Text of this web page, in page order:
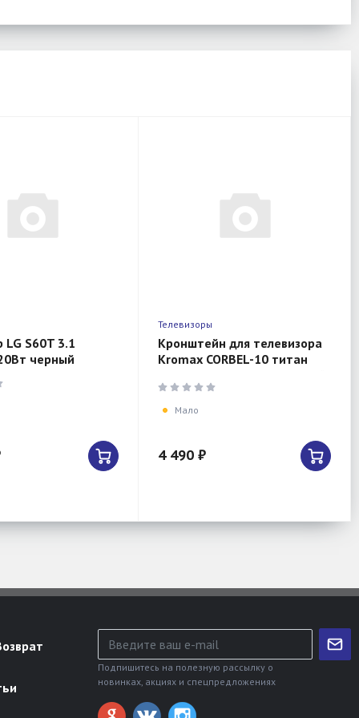
LG S60T 3.1
черный
Телевизоры
Кронштейн для телевизора
Kromax CORBEL-10 титан
поворот и наклон 90594
Мало
4 490 ₽
Подпишитесь на полезную рассылку о
новинках, акциях и спецпредложениях